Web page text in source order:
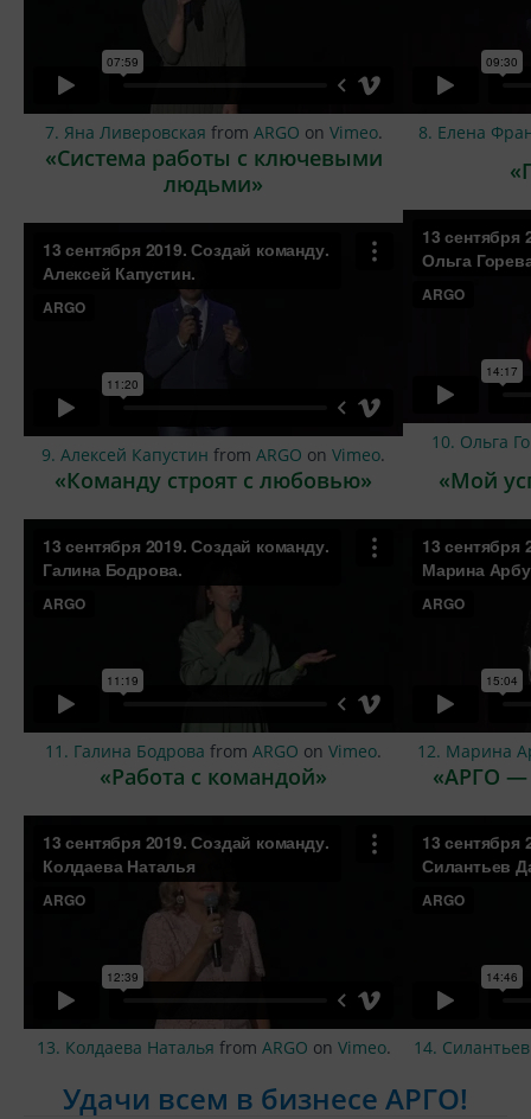
7. Яна Ливеровская from ARGO on Vimeo. 8. Елена
«Система работы с ключевыми
людьми»
9. Алексей Капустин from ARGO on Vimeo.
10. Ольга
«Команду строят с любовью»
11. Галина Бодрова from ARGO on Vimeo.
«Мой
12. Марина
«Работа с командой»
13. Колдаева Наталья from ARGO on Vimeo.
«АРГО —
14.
Удачи всем в бизнесе АРГО!